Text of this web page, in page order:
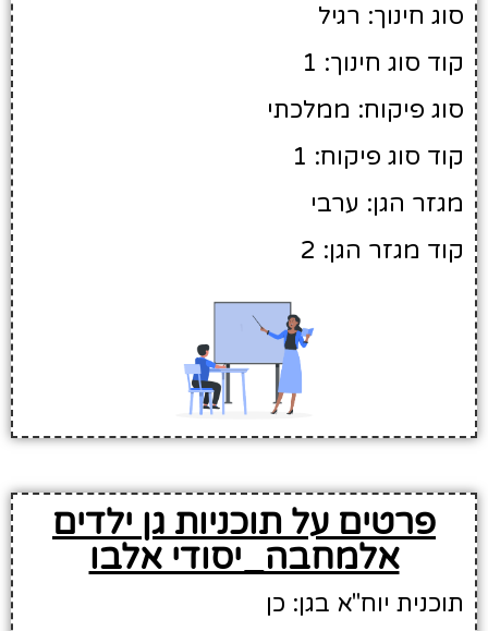
סוג חינוך: רגיל
קוד סוג חינוך: 1
סוג פיקוח: ממלכתי
קוד סוג פיקוח: 1
מגזר הגן: ערבי
קוד מגזר הגן: 2
פרטים על תוכניות גן ילדים
אלמחבה_יסודי אלבו
תוכנית יוח"א בגן: כן